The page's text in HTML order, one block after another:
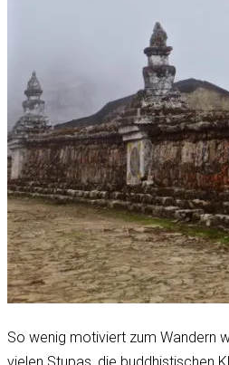
So wenig motiviert zum Wandern